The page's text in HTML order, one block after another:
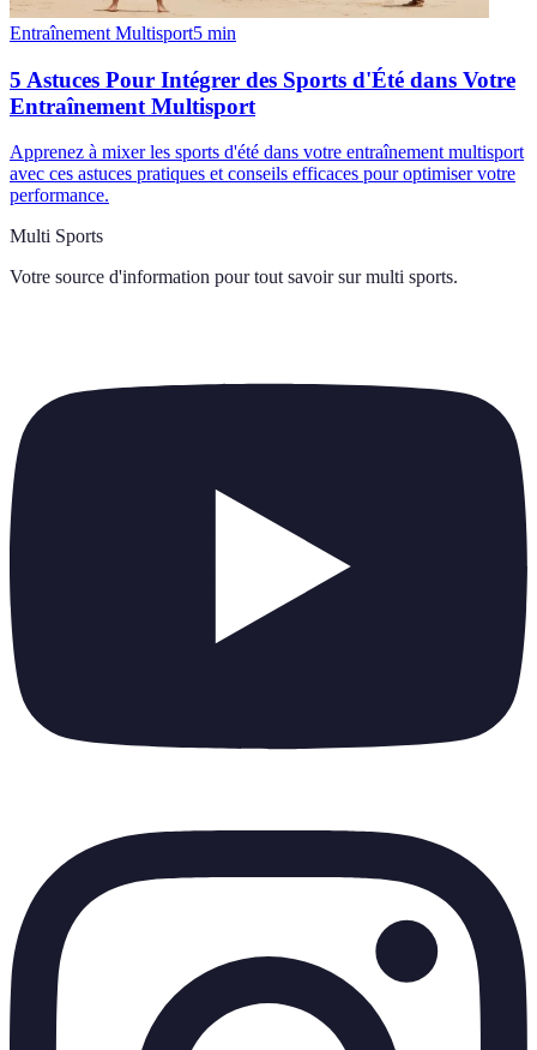
Entraînement Multisport5 min
5 Astuces Pour Intégrer des Sports d'Été dans Votre
Entraînement Multisport
Apprenez à mixer les sports d'été dans votre entraînement multisport
avec ces astuces pratiques et conseils efficaces pour optimiser votre
performance.
Multi Sports
Votre source d'information pour tout savoir sur multi sports.